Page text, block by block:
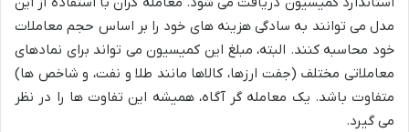
مدل می توانند به سادگی هزینه های خود را بر اساس حجم معاملات
خود محاسبه کنند. البته، مبلغ این کمیسیون می تواند برای نمادهای
معاملاتی مختلف (جفت ارزها، کالاها مانند طلا و نفت، و شاخص ها)
متفاوت باشد. یک معامله گر آگاه، همیشه این تفاوت ها را در نظر
می گیرد.